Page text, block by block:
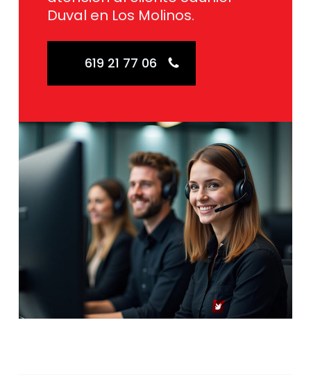
Duval en Los Molinos.
619 21 77 06